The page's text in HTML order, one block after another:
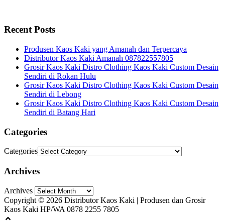
Recent Posts
Produsen Kaos Kaki yang Amanah dan Terpercaya
Distributor Kaos Kaki Amanah 087822557805
Grosir Kaos Kaki Distro Clothing Kaos Kaki Custom Desain
Sendiri di Rokan Hulu
Grosir Kaos Kaki Distro Clothing Kaos Kaki Custom Desain
Sendiri di Lebong
Grosir Kaos Kaki Distro Clothing Kaos Kaki Custom Desain
Sendiri di Batang Hari
Categories
Categories
Archives
Archives
Copyright © 2026 Distributor Kaos Kaki | Produsen dan Grosir
Kaos Kaki HP/WA 0878 2255 7805